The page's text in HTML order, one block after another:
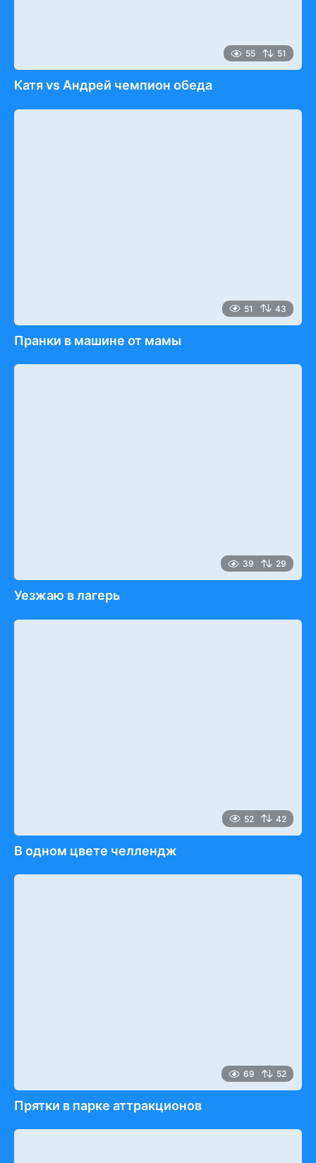
55 51
Катя vs Андрей чемпион обеда
51 43
Пранки в машине от мамы
39 29
Уезжаю в лагерь
52 42
В одном цвете челлендж
69 52
Прятки в парке аттракционов